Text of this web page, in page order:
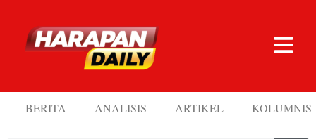
BERITA ANALISIS ARTIKEL KOLUMNIS